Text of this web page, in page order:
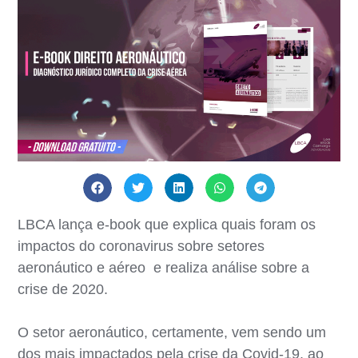
LBCA lança e-book que explica quais foram os
impactos do coronavirus sobre setores
aeronáutico e aéreo e realiza análise sobre a
crise de 2020.
O setor aeronáutico, certamente, vem sendo um
dos mais impactados pela crise da Covid-19, ao